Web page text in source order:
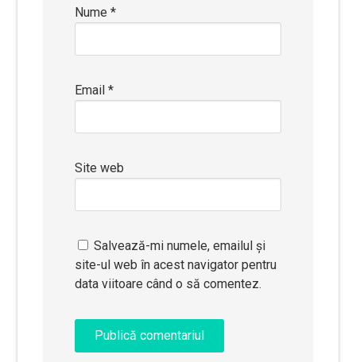
Nume*
Email*
Site web
Salvează-mi numele, emailul și
site-ul web în acest navigator pentru
data viitoare când o să comentez.